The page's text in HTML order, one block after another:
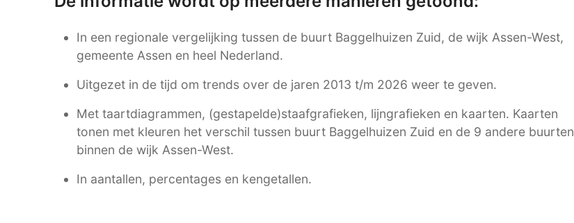
In een regionale vergelijking tussen de buurt Baggelhuizen Zuid, de wijk Assen-West,
gemeente Assen en heel Nederland.
Uitgezet in de tijd om trends over de jaren 2013 t/m 2026 weer te geven.
Met taartdiagrammen, (gestapelde)staafgrafieken, lijngrafieken en kaarten. Kaarten
tonen met kleuren het verschil tussen buurt Baggelhuizen Zuid en de 9 andere buurten
binnen de wijk Assen-West.
In aantallen, percentages en kengetallen.